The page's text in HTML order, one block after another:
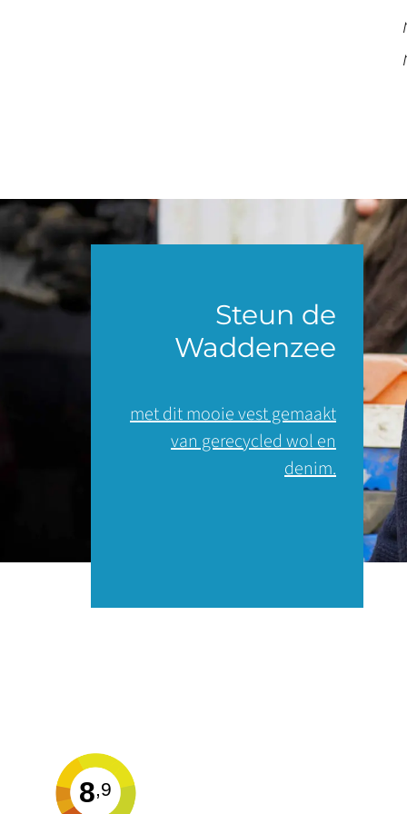
Steun de
Waddenzee
met dit mooie vest gemaakt
van gerecycled wol en
denim.
8,9